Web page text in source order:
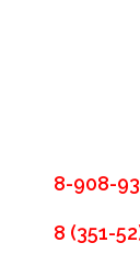
8-908-
8 (351-